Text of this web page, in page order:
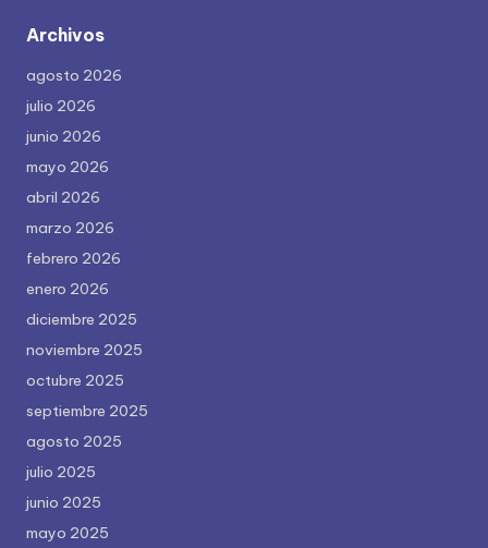
Archivos
agosto 2026
julio 2026
junio 2026
mayo 2026
abril 2026
marzo 2026
febrero 2026
enero 2026
diciembre 2025
noviembre 2025
octubre 2025
septiembre 2025
agosto 2025
julio 2025
junio 2025
mayo 2025